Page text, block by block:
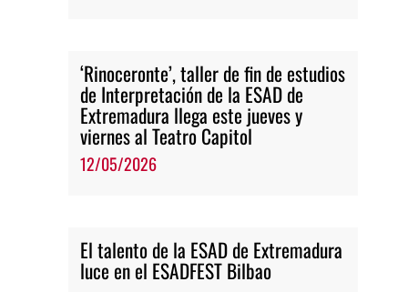
‘Rinoceronte’, taller de fin de estudios
de Interpretación de la ESAD de
Extremadura llega este jueves y
viernes al Teatro Capitol
12/05/2026
El talento de la ESAD de Extremadura
luce en el ESADFEST Bilbao